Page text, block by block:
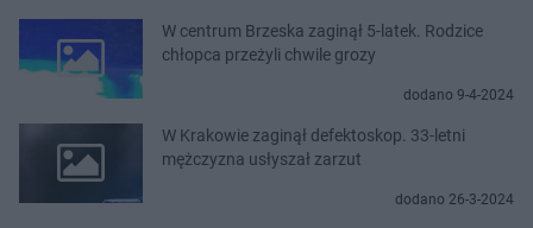
W centrum Brzeska zaginął 5-latek. Rodzice
chłopca przeżyli chwile grozy
dodano 9-4-2024
W Krakowie zaginął defektoskop. 33-letni
mężczyzna usłyszał zarzut
dodano 26-3-2024